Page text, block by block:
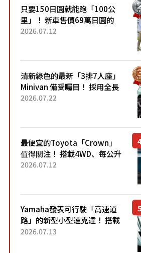
只要150日圓就能跑「100公
里」！ 新車售價69萬日圓的
「3人座」Trike大受歡迎！ 順
2026.07.12
清新綠色的最新「3排7人座」
Minivan 備受矚目！ 採用全長
4.7公尺剛剛好的車身尺寸與
2026.07.22
最便宜的Toyota「Crown」
值得關注！ 搭載4WD、每公升
22.4公里低油耗表現超亮眼！
2026.07.12
Yamaha發表可行駛「高速道
路」的新型小型速克達！ 搭載
能享受超強勁「渦輪感」的動
2026.07.13